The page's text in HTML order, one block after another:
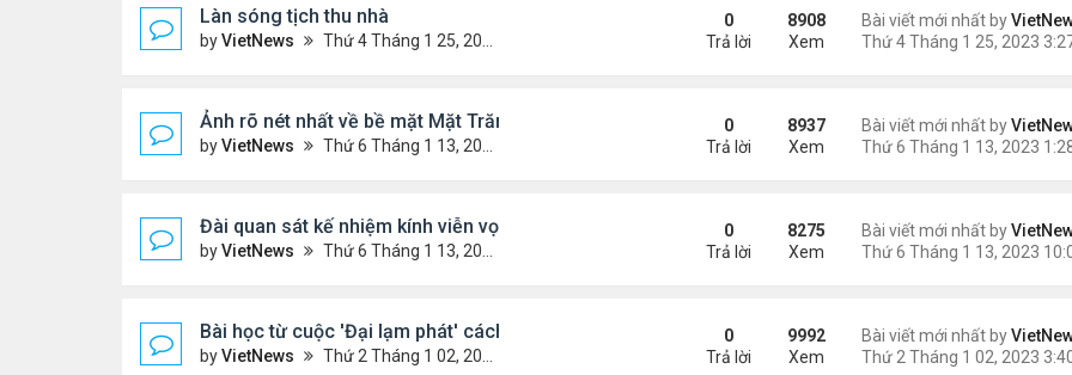
Làn sóng tịch thu nhà
byVietNews Thứ 4 Tháng 1 25, 2023 3:27 pm
Bài viết mới nhất by
0
Trả lời
8908
Xem
Ảnh rõ nét nhất về bề mặt Mặt Trăng chụp từ Trái Đất
byVietNews Thứ 6 Tháng 1 13, 2023 1:28 pm
Bài viết mới nhất by
0
Trả lời
8937
Xem
Đài quan sát kế nhiệm kính viễn vọng James Webb
byVietNews Thứ 6 Tháng 1 13, 2023 10:09 am
Bài viết mới nhất by
0
Trả lời
8275
Xem
Bài học từ cuộc 'Đại lạm phát' cách đây 500 năm
byVietNews Thứ 2 Tháng 1 02, 2023 3:40 pm
Bài viết mới nhất by
0
Trả lời
9992
Xem